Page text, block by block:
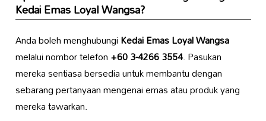
Kedai Emas Loyal Wangsa?
Anda boleh menghubungiKedai Emas Loyal Wangsa
melalui nombor telefon+60 3-4266 3554. Pasukan
mereka sentiasa bersedia untuk membantu dengan
sebarang pertanyaan mengenai emas atau produk yang
mereka tawarkan.